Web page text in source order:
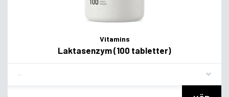
Vitamins
Laktasenzym (100 tabletter)